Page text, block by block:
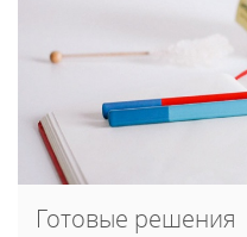
Готовые решения